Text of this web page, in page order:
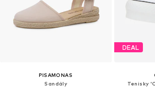
PISAMONAS
Sandály
DEAL
Tenisky